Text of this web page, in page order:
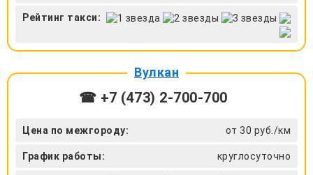
Рейтинг такси:
Вулкан
☎ +7 (473) 2-700-700
Цена по межгороду: от 30 руб./км
График работы: круглосуточно